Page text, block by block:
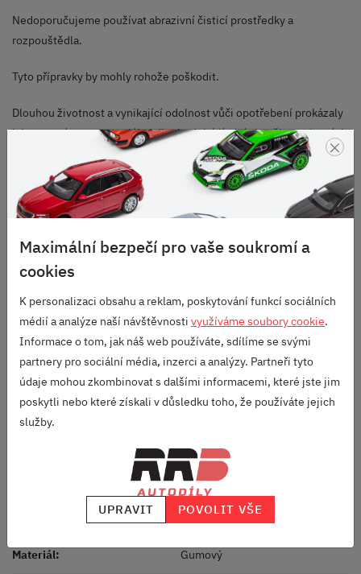
Nedoporučujeme používat abrazivní čisticí prostředky a
rozpouštědla.
Tyto přípravky by mohly rohože poškodit.
Dlouhou životnost a vynikající odolnost vůči opotřebení prokázaly
laboratorní testy materiálu i dlouhodobé jízdní zkoušky, ve kterých
naše koberce uspěly na výbornou.
Barva
Černá
Guma
Obsah sady
Upevnění
K podlaze jsou upevněné pomocí kruhových prolisů, které se
nacvaknou na podlahové čepy.
Údržba
Nedoporučujeme používat abrazivní čisticí prostředky a
rozpouštědla. Tyto přípravky by mohly rohože poškodit.
Určeno pro:
Octavia II
Materiál: Gumový
×
Maximální bezpečí pro vaše soukromí a
cookies
K personalizaci obsahu a reklam, poskytování funkcí sociálních
médií a analýze naší návštěvnosti využíváme soubory cookie.
Informace o tom, jak náš web používáte, sdílíme se svými
partnery pro sociální média, inzerci a analýzy. Partneři tyto
údaje mohou zkombinovat s dalšími informacemi, které jste jim
poskytli nebo které získali v důsledku toho, že používáte jejich
služby.
UPRAVIT POVOLIT VŠE